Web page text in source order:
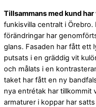
Tillsammans med kund har
funkisvilla centralt i
förändringar har
glans. Fasaden har fått ett
putsats i en gräddig vit
och målats i en
taket har fått en ny
nya entrétak har tillkommit
armaturer i koppar har